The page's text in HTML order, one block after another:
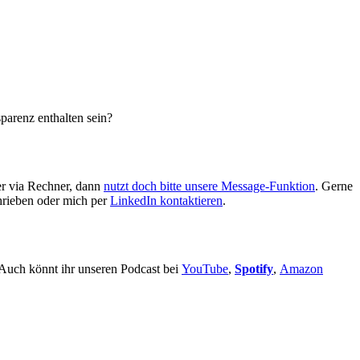
enthalten sein?
via Rechner, dann nutzt doch bitte unsere Message-Funktion. Gerne
oder mich perLinkedIn kontaktieren.
könnt ihr unseren Podcast bei YouTube, Spotify, Amazon